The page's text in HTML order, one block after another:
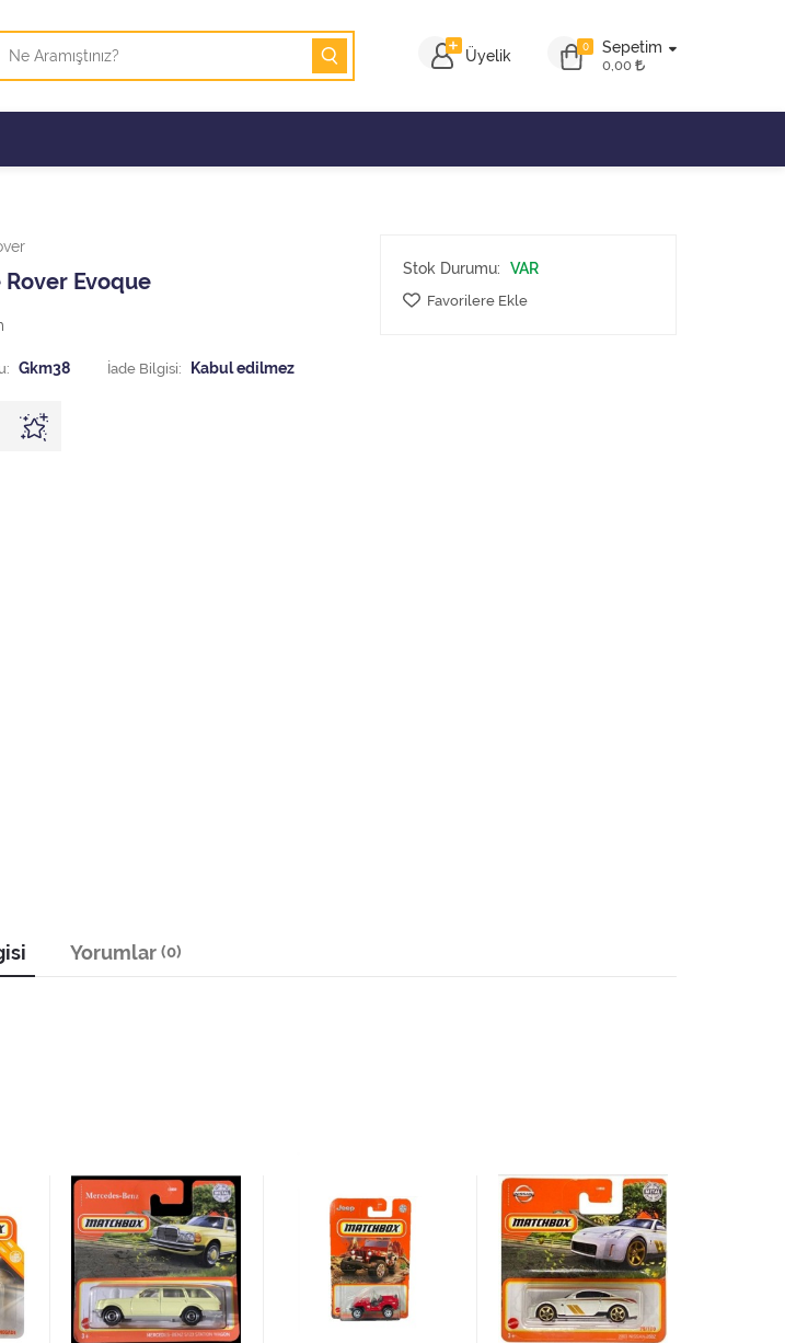
0 Sepetim
0,00
Üyelik
Rover Evoque
Gkm38 İade Bilgisi:
Stok Durumu:
VAR
Favorilere Ekle
Yorumlar (0)